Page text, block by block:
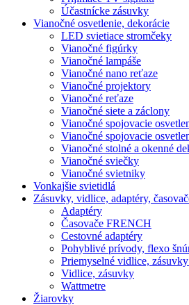
Účastnícke zásuvky
Vianočné osvetlenie, dekorácie
LED svietiace stromčeky
Vianočné figúrky
Vianočné lampáše
Vianočné nano reťaze
Vianočné projektory
Vianočné reťaze
Vianočné siete a záclony
Vianočné spojovacie
Vianočné spojovacie
Vianočné stolné a okenné
Vianočné sviečky
Vianočné svietniky
Vonkajšie svietidlá
Zásuvky, vidlice, adaptéry,
Adaptéry
Časovače FRENCH
Cestovné adaptéry
Pohyblivé prívody, flexo
Priemyselné vidlice,
Vidlice, zásuvky
Wattmetre
Žiarovky